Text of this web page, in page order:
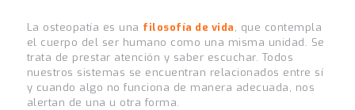
La osteopatía es una filosofía de vida, que contempla
el cuerpo del ser humano como una misma unidad. Se
trata de prestar atención y saber escuchar. Todos
nuestros sistemas se encuentran relacionados entre sí
y cuando algo no funciona de manera adecuada, nos
alertan de una u otra forma.